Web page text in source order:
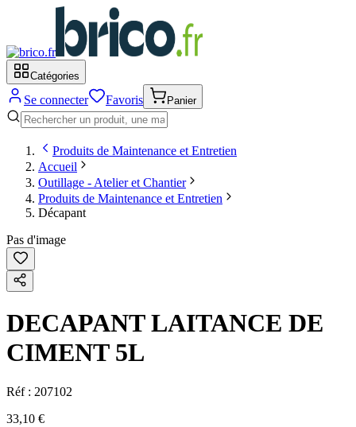
Catégories
Se connecter Favoris Panier
Produits de Maintenance et Entretien
Accueil
Outillage - Atelier et Chantier
Produits de Maintenance et Entretien
Décapant
Pas d'image
DECAPANT LAITANCE DE
CIMENT 5L
Réf : 207102
33,10 €